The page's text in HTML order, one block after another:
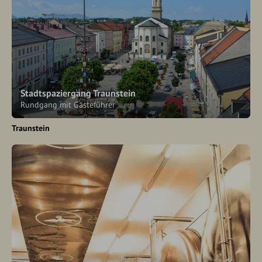
Stadtspaziergang Traunstein
Rundgang mit Gästeführer
Traunstein